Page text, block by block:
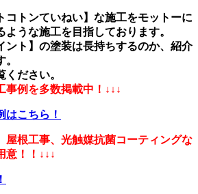
コトンていねい】な施工をモットーに
ような施工を目指しております。
ント】の塗装は長持ちするのか、紹介
ださい。
事例を多数掲載中！↓↓↓
はこちら！
屋根工事、光触媒抗菌コーティングな
意！！↓↓↓